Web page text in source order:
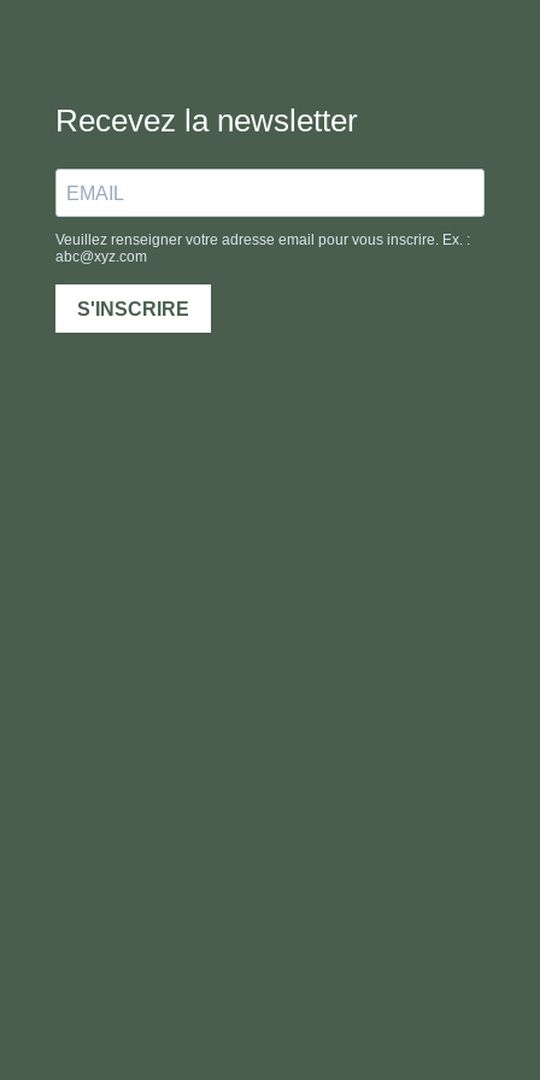
Recevez la newsletter
Veuillez renseigner votre adresse email pour vous inscrire. Ex. :
abc@xyz.com
S'INSCRIRE